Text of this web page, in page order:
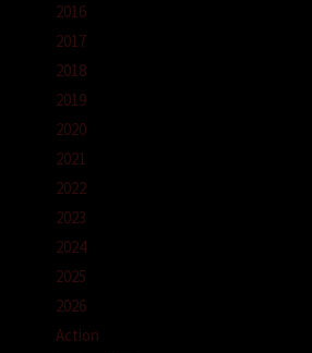
2016
2017
2018
2019
2020
2021
2022
2023
2024
2025
2026
Action